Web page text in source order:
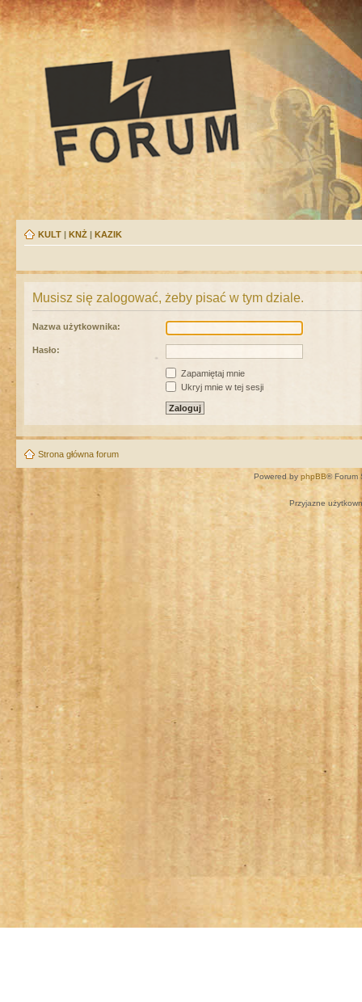
KULT | KNŻ | KAZIK
Musisz się zalogować, żeby pisać w tym dziale.
Nazwa użytkownika:
Hasło:
Zapamiętaj mnie
Ukryj mnie w tej sesji
Strona główna forum
Powered by phpBB® Forum
Przyjazne